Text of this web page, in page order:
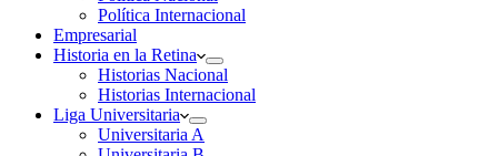
Política Internacional
Empresarial
Historia en la Retina
Historias Nacional
Historias Internacional
Liga Universitaria
Universitaria A